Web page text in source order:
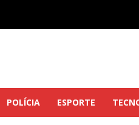
POLÍCIA ESPORTE